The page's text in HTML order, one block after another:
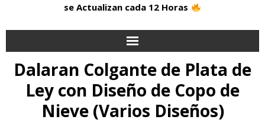
se Actualizan cada 12 Horas
Inicio
Alimentación
Dalaran Colgante de Plata de
Ley con Diseño de Copo de
Nieve (Varios Diseños)